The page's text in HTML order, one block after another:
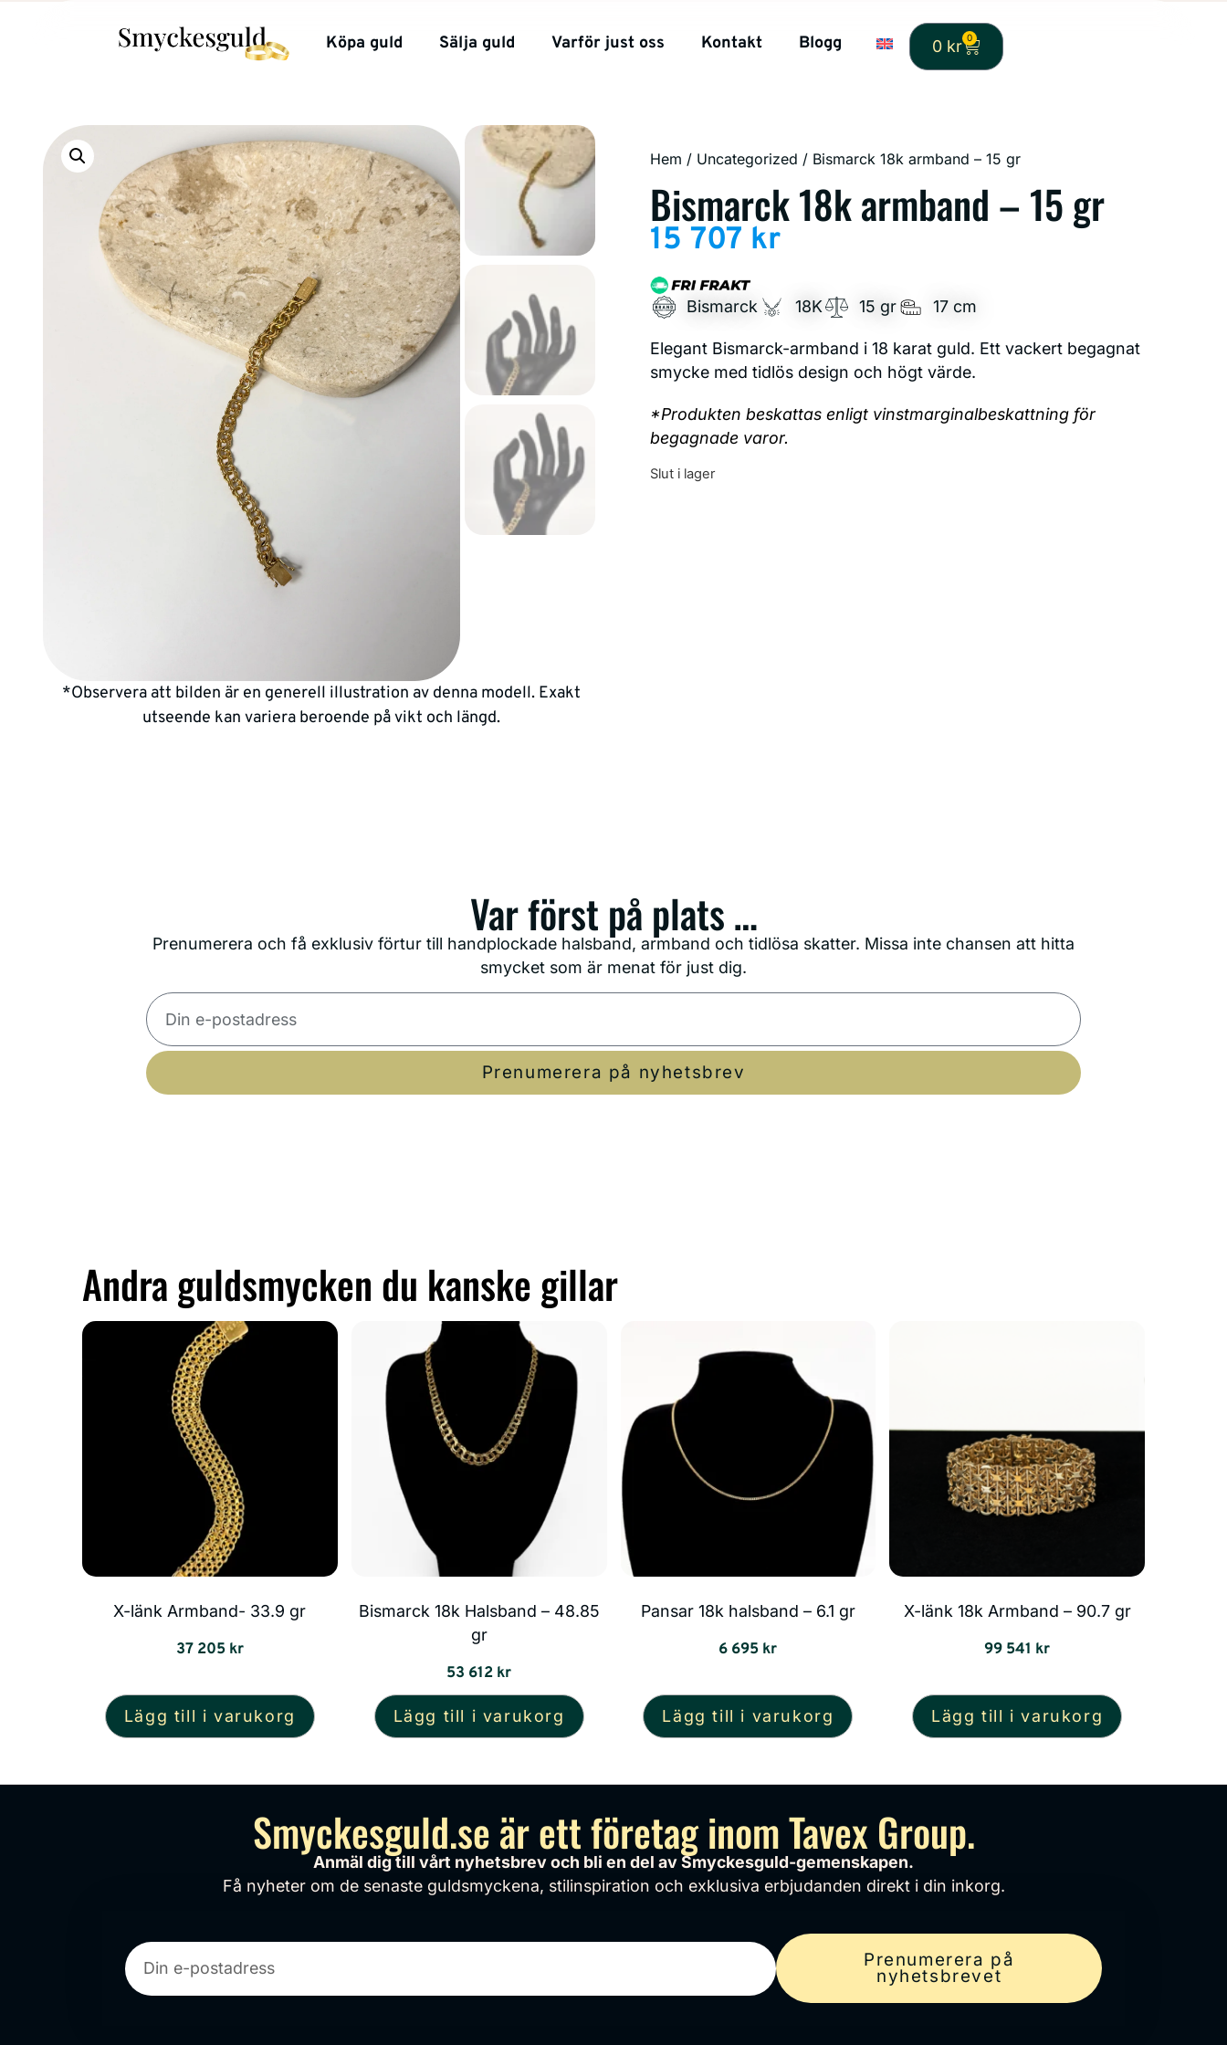
Köpa guld Sälja guld Varför just oss Kontakt Blogg 0 kr 0
*Observera att bilden är en generell illustration av denna modell. Exakt
utseende kan variera beroende på vikt och längd.
Hem / Uncategorized / Bismarck 18k armband – 15 gr
Bismarck 18k armband – 15 gr
15 707 kr
Bismarck 18K 15 gr 17 cm
Elegant Bismarck-armband i 18 karat guld. Ett vackert begagnat
smycke med tidlös design och högt värde.
*Produkten beskattas enligt vinstmarginalbeskattning för
begagnade varor.
Slut i lager
Var först på plats …
Prenumerera och få exklusiv förtur till handplockade halsband, armband och tidlösa skatter. Missa inte chansen att hitta
smycket som är menat för just dig.
Prenumerera på nyhetsbrev
Andra guldsmycken du kanske gillar
X-länk Armband- 33.9 gr
37 205 kr
Lägg till i varukorg
Bismarck 18k Halsband – 48.85
gr
53 612 kr
Lägg till i varukorg
Pansar 18k halsband – 6.1 gr
6 695 kr
Lägg till i varukorg
X-länk 18k Armband – 90.7 gr
99 541 kr
Lägg till i varukorg
Smyckesguld.se är ett företag inom Tavex Group.
Anmäl dig till vårt nyhetsbrev och bli en del av Smyckesguld-gemenskapen.
Få nyheter om de senaste guldsmyckena, stilinspiration och exklusiva erbjudanden direkt i din inkorg.
Prenumerera på
nyhetsbrevet